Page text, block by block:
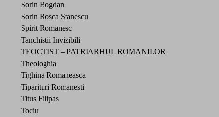
Sorin Bogdan
Sorin Rosca Stanescu
Spirit Romanesc
Tanchistii Invizibili
TEOCTIST – PATRIARHUL ROMANILOR
Theologhia
Tighina Romaneasca
Tiparituri Romanesti
Titus Filipas
Tociu